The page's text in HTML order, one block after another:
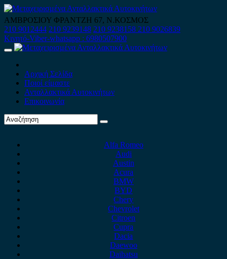
Skip
to
content
ΑΜΒΡΟΣΙΟΥ ΦΡΑΝΤΖΗ 67, Ν.ΚΟΣΜΟΣ
210 9012444 210 9239148 210 9238158 210 9026839
Κινητό-Viber-whatsapp : 6980507900
Primary
Αρχική Σελίδα
Ποιοί είμαστε
Ανταλλακτικά Αυτοκινήτων
Επικοινωνία
Alfa Romeo
Audi
Austin
Acura
BMW
BYD
Chery
Chevrolet
Citroen
Cupra
Dacia
Daewoo
Daihatsu